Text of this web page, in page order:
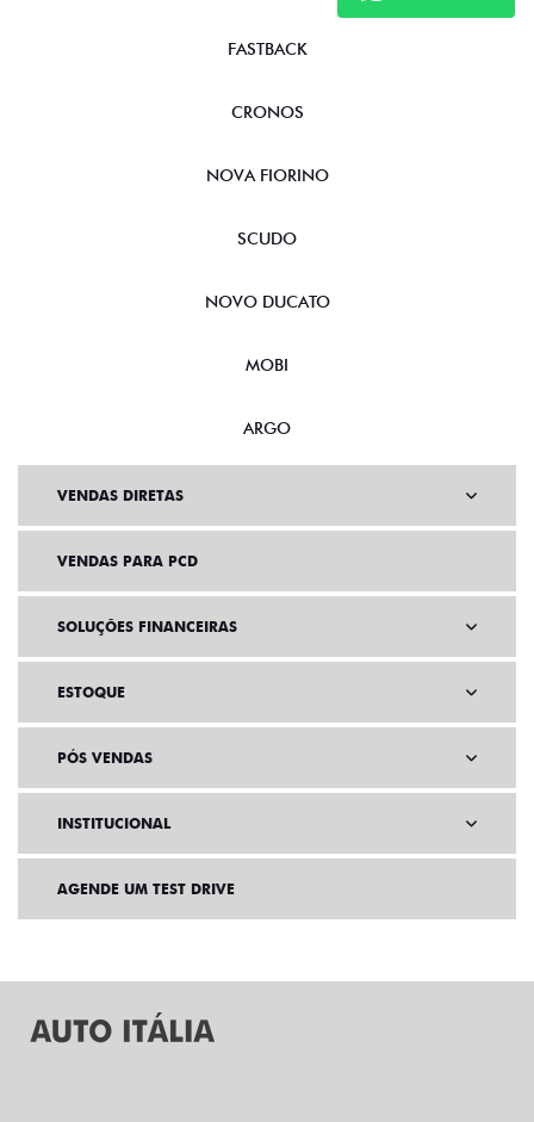
FASTBACK
CRONOS
NOVA FIORINO
SCUDO
NOVO DUCATO
MOBI
ARGO
VENDAS DIRETAS
VENDAS PARA PCD
SOLUÇÕES FINANCEIRAS
ESTOQUE
PÓS VENDAS
INSTITUCIONAL
AGENDE UM TEST DRIVE